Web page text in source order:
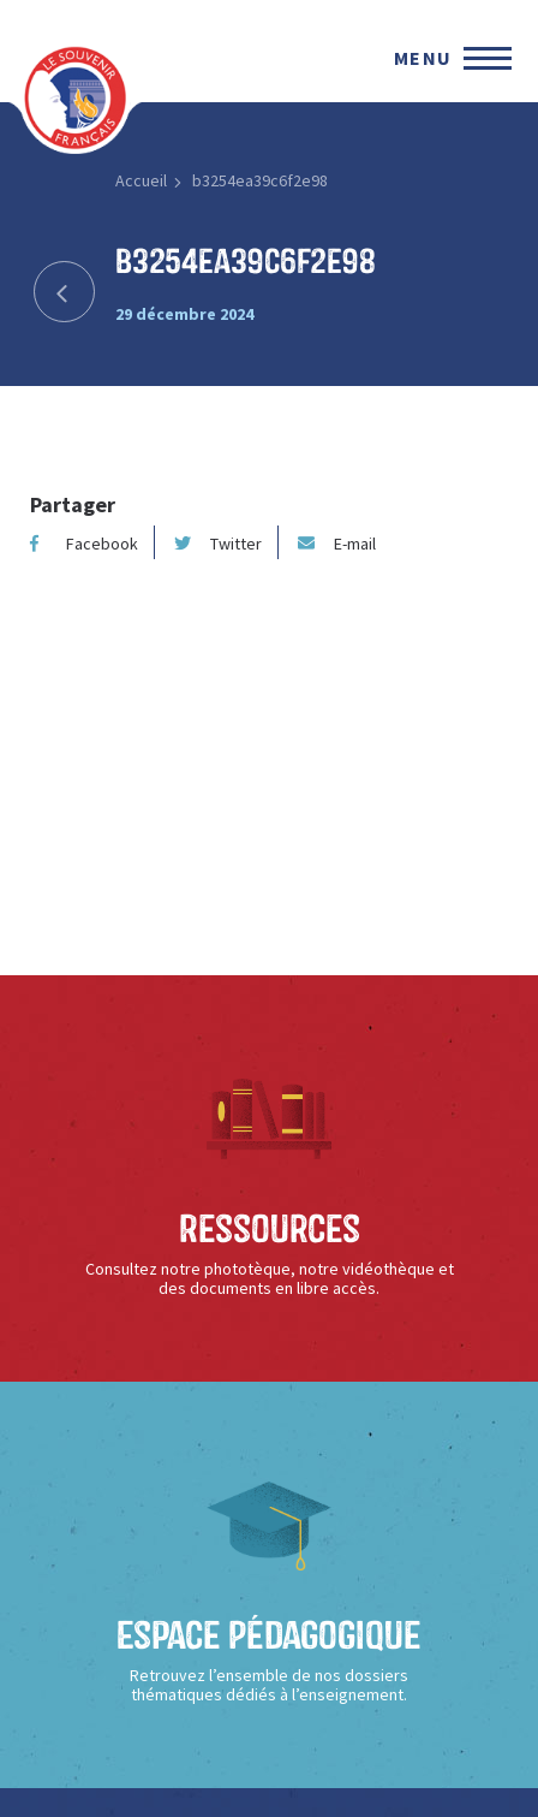
MENU
Accueil b3254ea39c6f2e98
b3254ea39c6f2e98
29 décembre 2024
Partager
Facebook Twitter E-mail
Ressources
Consultez notre phototèque, notre vidéothèque et
des documents en libre accès.
Espace Pédagogique
Retrouvez l’ensemble de nos dossiers
thématiques dédiés à l’enseignement.